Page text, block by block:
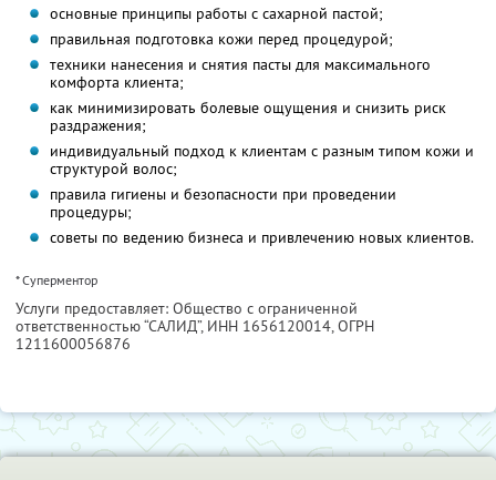
основные принципы работы с сахарной пастой;
правильная подготовка кожи перед процедурой;
техники нанесения и снятия пасты для максимального
комфорта клиента;
как минимизировать болевые ощущения и снизить риск
раздражения;
индивидуальный подход к клиентам с разным типом кожи и
структурой волос;
правила гигиены и безопасности при проведении
процедуры;
советы по ведению бизнеса и привлечению новых клиентов.
* Суперментор
Услуги предоставляет: Общество с ограниченной
ответственностью “САЛИД”, ИНН 1656120014, ОГРН
1211600056876